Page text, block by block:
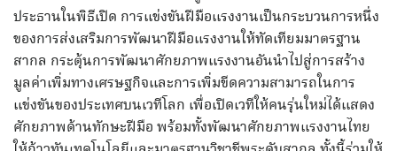
ประธานในพิธีเปิด การแข่งขันฝีมือแรงงานเป็นกระบวนการหนึ่ง
ของการส่งเสริมการพัฒนาฝีมือแรงงานให้ทัดเทียมมาตรฐาน
สากล กระตุ้นการพัฒนาศักยภาพแรงงานอันนำไปสู่การสร้าง
มูลค่าเพิ่มทางเศรษฐกิจและการเพิ่มขีดความสามารถในการ
แข่งขันของประเทศบนเวทีโลก เพื่อเปิดเวทีให้คนรุ่นใหม่ได้แสดง
ศักยภาพด้านทักษะฝีมือ พร้อมทั้งพัฒนาศักยภาพแรงงานไทย